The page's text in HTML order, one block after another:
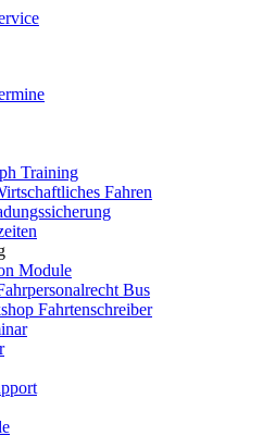
Training
Fahren
Module
Bus
Fahrtenschreiber